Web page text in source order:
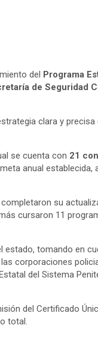
del
Programa
de Seguridad
clara y
se cuenta con 21
anual establecida,
su
cursaron 11
estado, tomando en
corporaciones
del Sistema
del Certificado
total.